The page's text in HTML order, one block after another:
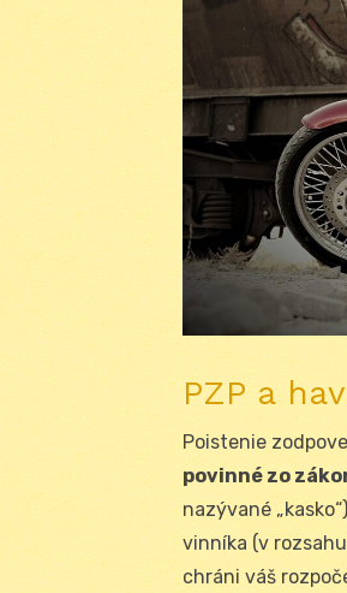
PZP a
Poistenie
povinné zo
nazývané
vinníka (v
chráni váš